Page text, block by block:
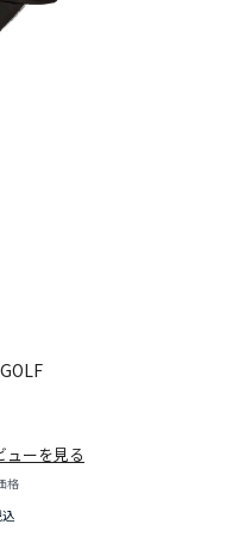
ューを見る
格